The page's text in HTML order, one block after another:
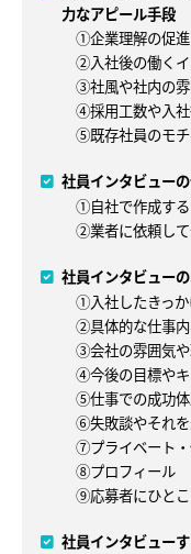
力なアピール手段
①企業理解の促進
②入社後の働くイ
③社風や社内の雰
④採用工数や入社
⑤既存社員のモチ
社員インタビュー
①自社で作成する
②業者に依頼して
社員インタビュー
①入社したきっ
②具体的な仕事
③会社の雰囲気
④今後の目標や
⑤仕事での成功体
⑥失敗談やそれ
⑦プライベート
⑧プロフィール
⑨応募者にひと
社員インタビュー